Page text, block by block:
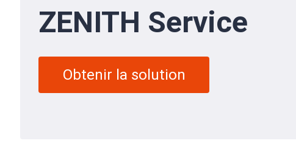
ZENITH Service
Obtenir la solution